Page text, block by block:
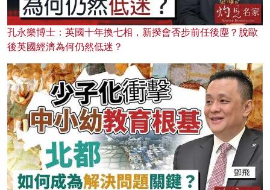
孔永樂博士：英國十年換七相，新揆會否步前任後塵？脫歐
後英國經濟為何仍然低迷？